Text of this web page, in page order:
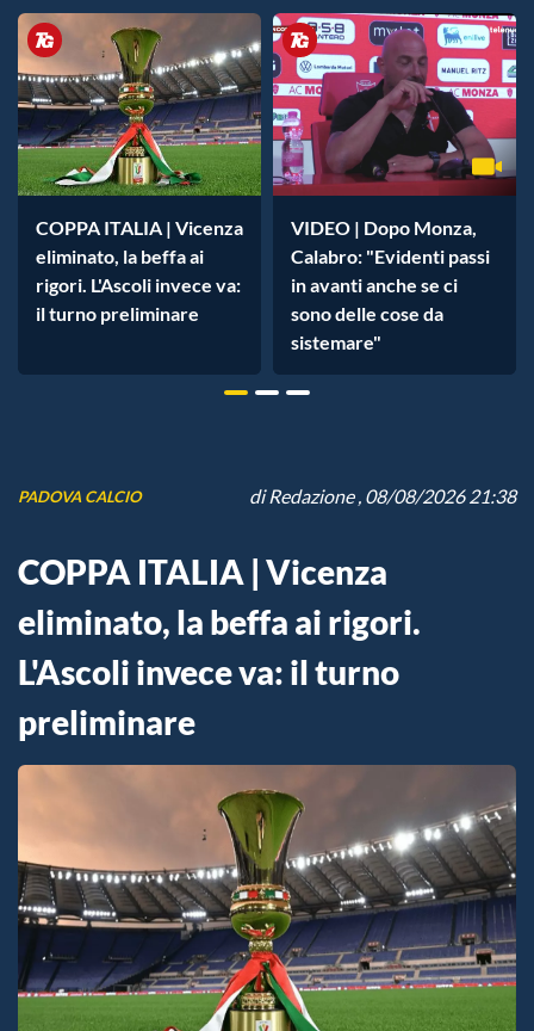
COPPA ITALIA | Vicenza
eliminato, la beffa ai
rigori. L'Ascoli invece va:
il turno preliminare
VIDEO | Dopo Monza,
Calabro: "Evidenti passi
in avanti anche se ci
sono delle cose da
sistemare"
PADOVA CALCIO diRedazione, 08/08/2026 21:38
COPPA ITALIA | Vicenza
eliminato, la beffa ai rigori.
L'Ascoli invece va: il turno
preliminare